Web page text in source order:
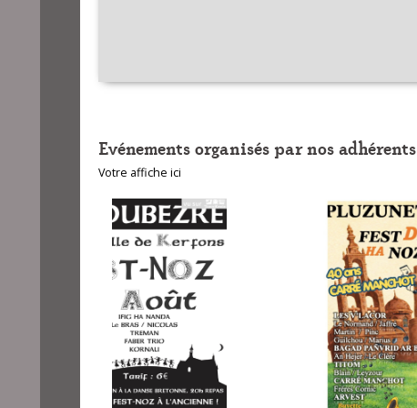
Evénements organisés par nos adhérents
Votre affiche ici